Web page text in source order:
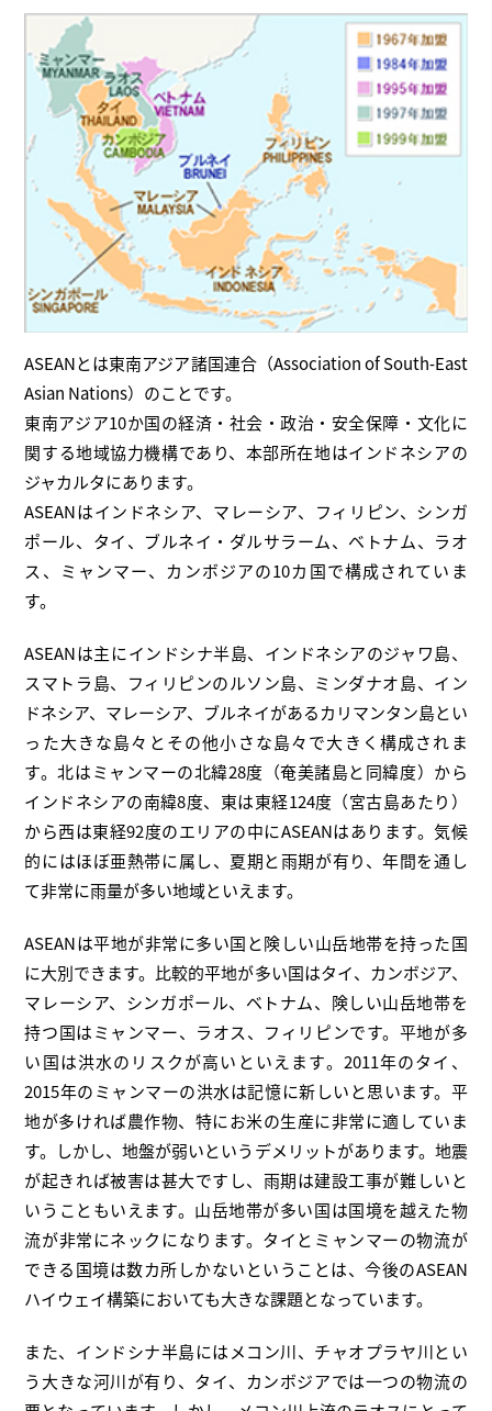
ASEANとは東南アジア諸国連合（Association of South‐East
Asian Nations）のことです。
東南アジア10か国の経済・社会・政治・安全保障・文化に
関する地域協力機構であり、本部所在地はインドネシアの
ジャカルタにあります。
ASEANはインドネシア、マレーシア、フィリピン、シンガ
ポール、タイ、ブルネイ・ダルサラーム、ベトナム、ラオ
ス、ミャンマー、カンボジアの10カ国で構成されていま
す。
ASEANは主にインドシナ半島、インドネシアのジャワ島、
スマトラ島、フィリピンのルソン島、ミンダナオ島、イン
ドネシア、マレーシア、ブルネイがあるカリマンタン島とい
った大きな島々とその他小さな島々で大きく構成されま
す。北はミャンマーの北緯28度（奄美諸島と同緯度）から
インドネシアの南緯8度、東は東経124度（宮古島あたり）
から西は東経92度のエリアの中にASEANはあります。気候
的にはほぼ亜熱帯に属し、夏期と雨期が有り、年間を通し
て非常に雨量が多い地域といえます。
ASEANは平地が非常に多い国と険しい山岳地帯を持った国
に大別できます。比較的平地が多い国はタイ、カンボジア、
マレーシア、シンガポール、ベトナム、険しい山岳地帯を
持つ国はミャンマー、ラオス、フィリピンです。平地が多
い国は洪水のリスクが高いといえます。2011年のタイ、
2015年のミャンマーの洪水は記憶に新しいと思います。平
地が多ければ農作物、特にお米の生産に非常に適していま
す。しかし、地盤が弱いというデメリットがあります。地震
が起きれば被害は甚大ですし、雨期は建設工事が難しいと
いうこともいえます。山岳地帯が多い国は国境を越えた物
流が非常にネックになります。タイとミャンマーの物流が
できる国境は数カ所しかないということは、今後のASEAN
ハイウェイ構築においても大きな課題となっています。
また、インドシナ半島にはメコン川、チャオプラヤ川とい
う大きな河川が有り、タイ、カンボジアでは一つの物流の